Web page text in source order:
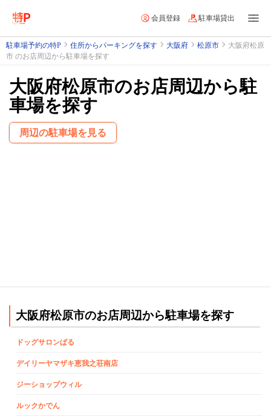
会員登録 駐車場貸出
駐車場予約の特P 住所からパーキングを探す 大阪府 松原市
大阪府松原
市 のお店周辺から駐車場を探す
大阪府松原市のお店周辺から駐
車場を探す
周辺の駐車場を見る
大阪府松原市のお店周辺から駐車場を探す
ドッグサロンぱる
デイリーヤマザキ恵我之荘南店
ジーショップウィル
ルックかでん